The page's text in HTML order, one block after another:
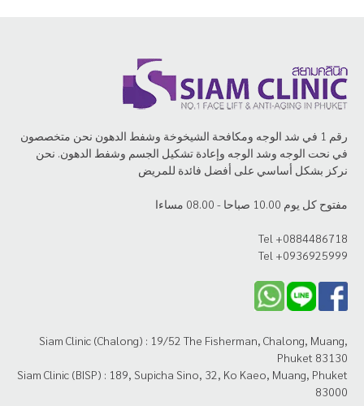
رقم 1 في شد الوجه ومكافحة الشيخوخة وشفط الدهون نحن متخصصون
في نحت الوجه وشد الوجه وإعادة تشكيل الجسم وشفط الدهون. نحن
نركز بشكل أساسي على أفضل فائدة للمريض
مفتوح كل يوم 10.00 صباحا - 08.00 مساءا
Tel +0884486718
Tel +0936925999
Siam Clinic (Chalong) : 19/52 The Fisherman, Chalong, Muang,
Phuket 83130
Siam Clinic (BISP) : 189, Supicha Sino, 32, Ko Kaeo, Muang, Phuket
83000